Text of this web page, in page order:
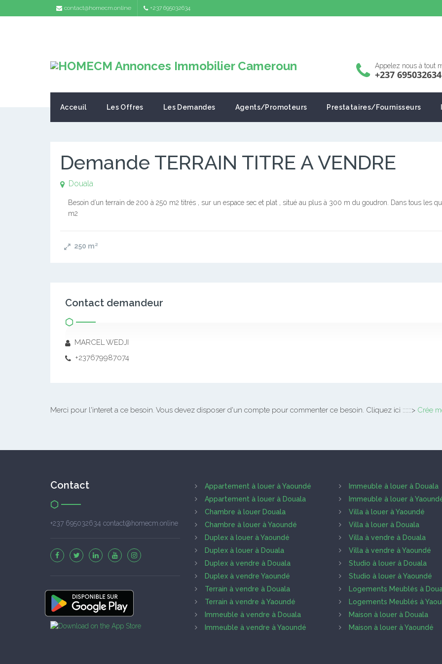
contact@homecm.online +237 695032634
Appelez nous à tout
+237 695032634
Acceuil Les Offres Les Demandes Agents/Promoteurs Prestataires/Fournisseurs
Demande TERRAIN TITRE A VENDRE
Douala
Besoin d’un terrain de 200 à 250 m2 titrés , sur un espace sec et plat , situé au plus à 300 m du goudron. Dans tous les
m2
250 m²
Contact demandeur
MARCEL WEDJI
+237679987074
Merci pour l'interet a ce besoin. Vous devez disposer d'un compte pour commenter ce besoin. Cliquez ici ::::::> Crée
Contact
+237 695032634 contact@homecm.online
Appartement à louer à Yaoundé
Appartement à louer à Douala
Chambre à louer Douala
Chambre à louer à Yaoundé
Duplex à louer à Yaoundé
Duplex à louer à Douala
Duplex à vendre à Douala
Duplex à vendre Yaoundé
Terrain à vendre à Douala
Terrain à vendre à Yaoundé
Immeuble à vendre à Douala
Immeuble à vendre à Yaoundé
Immeuble à louer à Douala
Immeuble à louer à
Villa à louer à Yaoundé
Villa à louer à Douala
Villa à vendre à Douala
Villa à vendre à Yaoundé
Studio à louer à Douala
Studio à louer à Yaoundé
Logements Meublés à
Logements Meublés à
Maison à louer à Douala
Maison à louer à Yaoundé